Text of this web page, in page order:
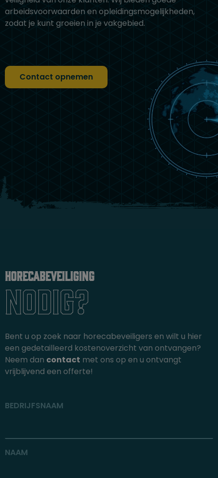
arbeidsvoorwaarden en opleidingsmogelijkheden,
zodat je kunt groeien in je vakgebied.
Contact opnemen
Horecabeveiliging
Nodig?
Bent u op zoek naar horecabeveiligers en wilt u hier
een gedetailleerd kostenoverzicht van ontvangen?
Neem dan contact met ons op en u ontvangt
vrijblijvend een offerte!
BEDRIJFSNAAM
NAAM